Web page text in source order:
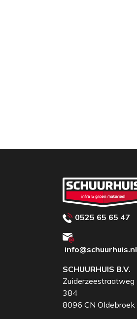
0525 65 65 47
info@schuurhuis.nl
SCHUURHUIS B.V.
Zuiderzeestraatweg
384
8096 CN Oldebroek